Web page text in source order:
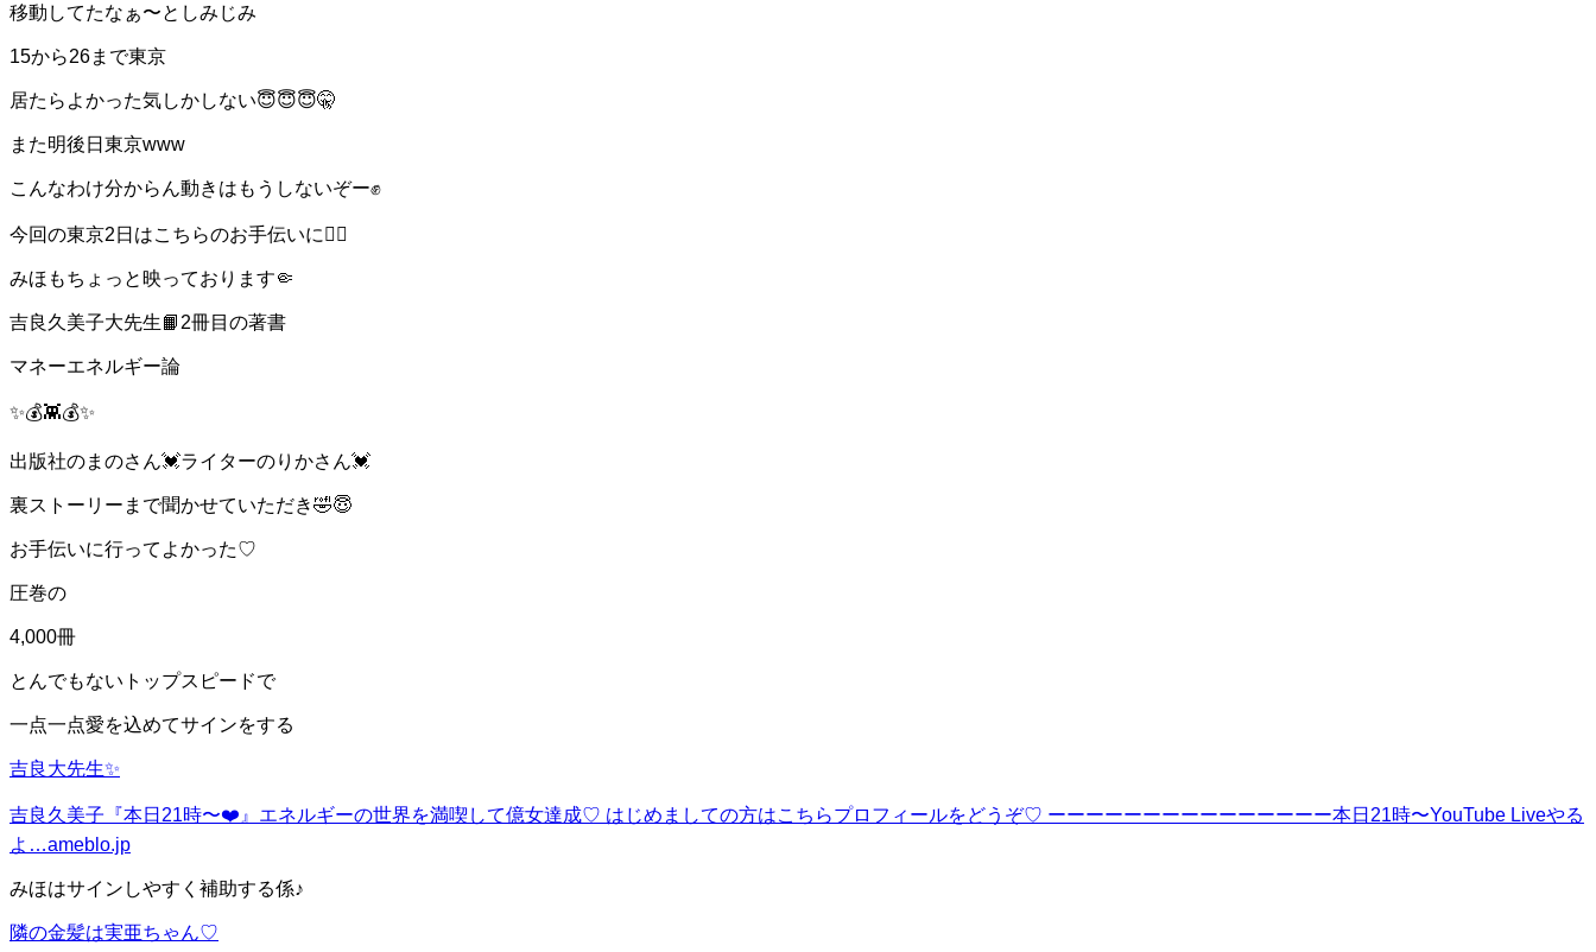
移動してたなぁ〜としみじみ
15から26まで東京
居たらよかった気しかしない😇😇😇🤫
また明後日東京www
こんなわけ分からん動きはもうしないぞー✊
今回の東京2日はこちらのお手伝いに💁‍♀️
みほもちょっと映っております🤏
吉良久美子大先生📙2冊目の著書
マネーエネルギー論
✨💰👾💰✨
出版社のまのさん💓ライターのりかさん💓
裏ストーリーまで聞かせていただき🤣😇
お手伝いに行ってよかった♡
圧巻の
4,000冊
とんでもないトップスピードで
一点一点愛を込めてサインをする
吉良大先生✨
吉良久美子『本日21時〜❤️』 エネルギーの世界を満喫して億女達成♡ はじめましての方はこちらプロフィールをどうぞ♡ ーーーーーーーーーーーーーーー本日21時〜YouTube Liveやる
よ…ameblo.jp
みほはサインしやすく補助する係♪
隣の金髪は実亜ちゃん♡